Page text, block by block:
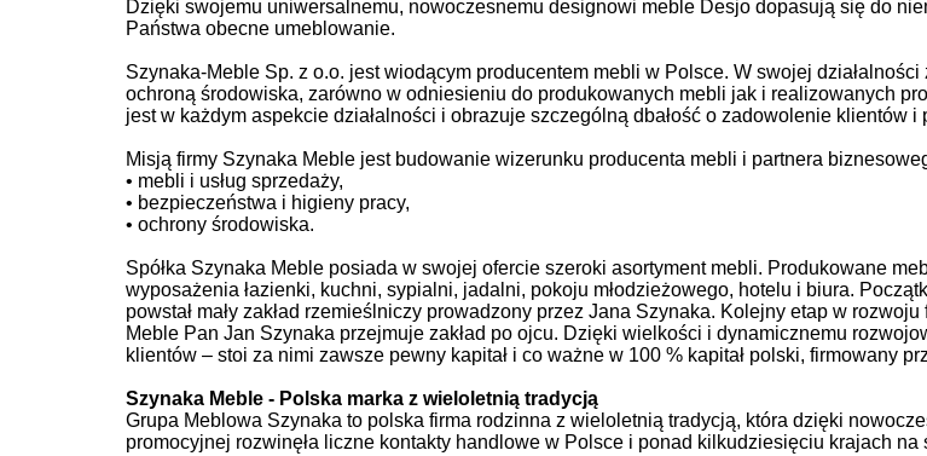
Dzięki swojemu uniwersalnemu, nowoczesnemu designowi meble Desjo dopasują się do
Państwa obecne umeblowanie.
Szynaka-Meble Sp. z o.o. jest wiodącym producentem mebli w Polsce. W swojej
ochroną środowiska, zarówno w odniesieniu do produkowanych mebli jak i realizowanych
jest w każdym aspekcie działalności i obrazuje szczególną dbałość o zadowolenie klientów i
Misją firmy Szynaka Meble jest budowanie wizerunku producenta mebli i partnera
• mebli i usług sprzedaży,
• bezpieczeństwa i higieny pracy,
• ochrony środowiska.
Spółka Szynaka Meble posiada w swojej ofercie szeroki asortyment mebli. Produkowane
wyposażenia łazienki, kuchni, sypialni, jadalni, pokoju młodzieżowego, hotelu i biura.
powstał mały zakład rzemieślniczy prowadzony przez Jana Szynaka. Kolejny etap w
Meble Pan Jan Szynaka przejmuje zakład po ojcu. Dzięki wielkości i dynamicznemu
klientów – stoi za nimi zawsze pewny kapitał i co ważne w 100 % kapitał polski, firmowany
Szynaka Meble - Polska marka z wieloletnią tradycją
Grupa Meblowa Szynaka to polska firma rodzinna z wieloletnią tradycją, która dzięki
promocyjnej rozwinęła liczne kontakty handlowe w Polsce i ponad kilkudziesięciu krajach na